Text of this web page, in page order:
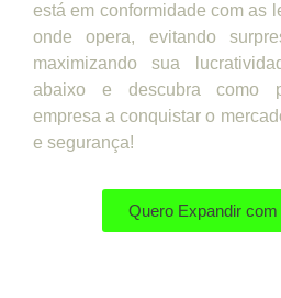
está em conformidade com as
onde opera, evitando
maximizando sua
abaixo e descubra como
empresa a conquistar o
e segurança!
Quero Expandir